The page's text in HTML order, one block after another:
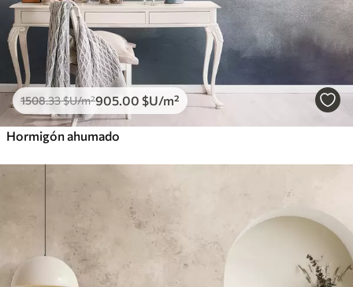
1508.33$U/m²905.00 $U/m²
Hormigón ahumado